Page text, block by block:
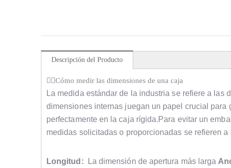
Descripción del Producto
Cómo medir las dimensiones de una caja
La medida estándar de la industria se refiere a las
dimensiones internas juegan un papel crucial para
perfectamente en la caja rígida.Para evitar un
medidas solicitadas o proporcionadas se refieren
Longitud: La dimensión de apertura más larga